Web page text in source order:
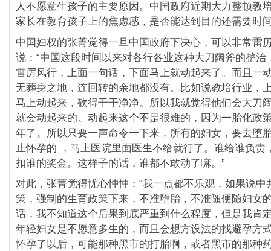
人不愿意生孩子的主要原因。中国政府近期大力整顿教
家长在教育孩子上的焦虑感，是否能达到目的还需要时
中国妇权的张菁觉得一旦中国政府下决心，可以非常雷
说：“中国这段时间以来对各行各业这种大刀阔斧的整治
雷厉风行，上面一句话，下面马上就动起来了。而且一
无葬身之地，连回转的余地都没有。比如说教培行业，
马上动起来，砍得干干净净。所以我就觉得他们会大刀
就会动起来的。动起来这个不是很难的，因为一胎化政
年了。所以只要一声命令一下来，所有的妇女，要去堕
止怀孕的 ，马上医院里面医生不给就行了。谁给谁负责
扣谁的奖金。这样子的话，谁都不敢动了嘛。”
对此，张菁觉得忧心忡忡：“我一点都不乐观，如果说中
策，强制的生育政策下来，不准堕胎，不准随便随妇女
话，我不知道这个后果到底严重到什么程度，但是我肯
年轻妇女是不愿意多生的，而且会想方设法的找避孕方
怀孕了以后，可能那种黑市的打胎啊，或者黑市的那种